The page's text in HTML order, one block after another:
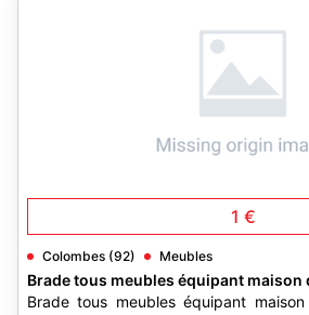
1 €
Colombes (92) Meubles
Brade tous meubles équipant maison
Brade tous meubles équipant